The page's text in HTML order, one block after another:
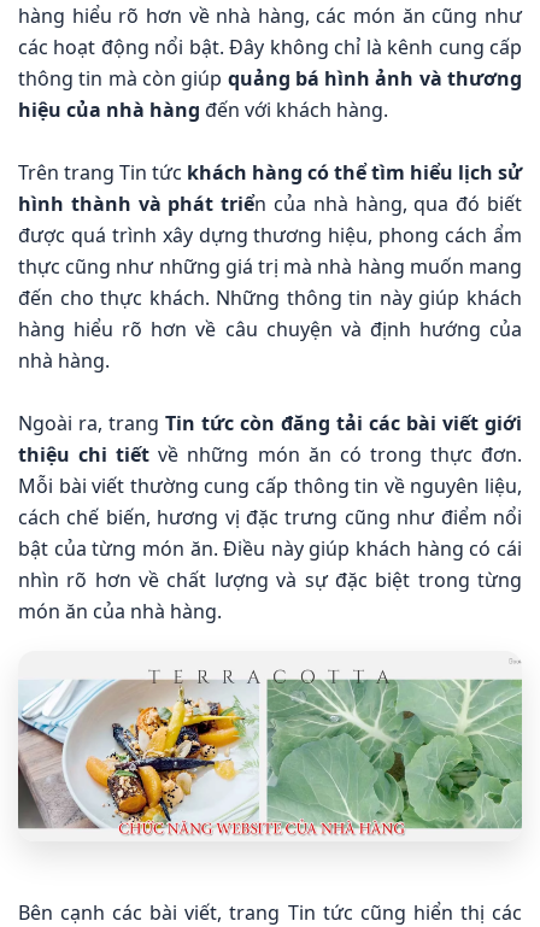
hàng hiểu rõ hơn về nhà hàng, các món ăn cũng như
các hoạt động nổi bật. Đây không chỉ là kênh cung cấp
thông tin mà còn giúp quảng bá hình ảnh và thương
hiệu của nhà hàng đến với khách hàng.
Trên trang Tin tức khách hàng có thể tìm hiểu lịch sử
hình thành và phát triển của nhà hàng, qua đó biết
được quá trình xây dựng thương hiệu, phong cách ẩm
thực cũng như những giá trị mà nhà hàng muốn mang
đến cho thực khách. Những thông tin này giúp khách
hàng hiểu rõ hơn về câu chuyện và định hướng của
nhà hàng.
Ngoài ra, trang Tin tức còn đăng tải các bài viết giới
thiệu chi tiếtvề những món ăn có trong thực đơn.
Mỗi bài viết thường cung cấp thông tin về nguyên liệu,
cách chế biến, hương vị đặc trưng cũng như điểm nổi
bật của từng món ăn. Điều này giúp khách hàng có cái
nhìn rõ hơn về chất lượng và sự đặc biệt trong từng
món ăn của nhà hàng.
Bên cạnh các bài viết, trang Tin tức cũng hiển thị các